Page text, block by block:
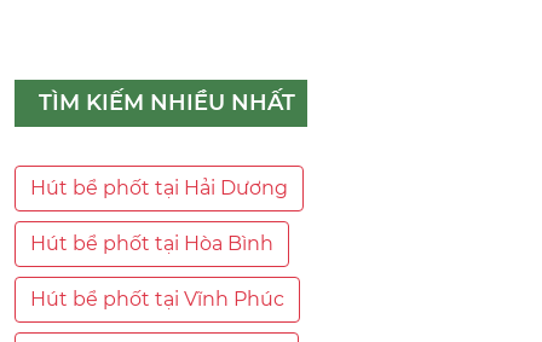
TÌM KIẾM NHIỀU NHẤT
Hút bể phốt tại Hải Dương
Hút bể phốt tại Hòa Bình
Hút bể phốt tại Vĩnh Phúc